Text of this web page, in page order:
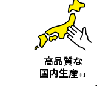
高品質な
国内生産※1